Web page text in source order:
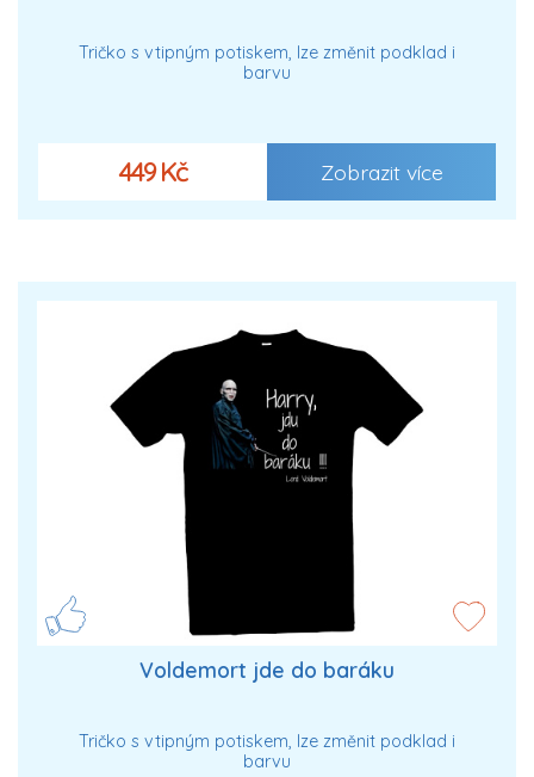
Tričko s vtipným potiskem, lze změnit podklad i
barvu
449 Kč Zobrazit více
Voldemort jde do baráku
Tričko s vtipným potiskem, lze změnit podklad i
barvu